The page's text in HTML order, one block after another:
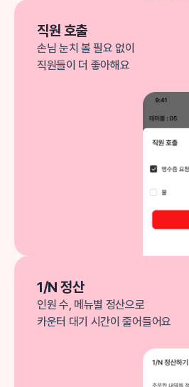
직원 호출
손님 눈치 볼 필요 없이
직원들이 더 좋아해요
1/N 정산
인원 수, 메뉴별 정산으로
카운터 대기 시간이 줄어들어요